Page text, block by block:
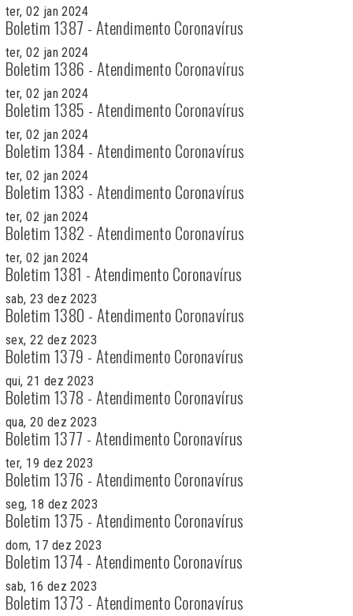
ter, 02 jan 2024
Boletim 1387 - Atendimento Coronavírus
ter, 02 jan 2024
Boletim 1386 - Atendimento Coronavírus
ter, 02 jan 2024
Boletim 1385 - Atendimento Coronavírus
ter, 02 jan 2024
Boletim 1384 - Atendimento Coronavírus
ter, 02 jan 2024
Boletim 1383 - Atendimento Coronavírus
ter, 02 jan 2024
Boletim 1382 - Atendimento Coronavírus
ter, 02 jan 2024
Boletim 1381 - Atendimento Coronavírus
sab, 23 dez 2023
Boletim 1380 - Atendimento Coronavírus
sex, 22 dez 2023
Boletim 1379 - Atendimento Coronavírus
qui, 21 dez 2023
Boletim 1378 - Atendimento Coronavírus
qua, 20 dez 2023
Boletim 1377 - Atendimento Coronavírus
ter, 19 dez 2023
Boletim 1376 - Atendimento Coronavírus
seg, 18 dez 2023
Boletim 1375 - Atendimento Coronavírus
dom, 17 dez 2023
Boletim 1374 - Atendimento Coronavírus
sab, 16 dez 2023
Boletim 1373 - Atendimento Coronavírus